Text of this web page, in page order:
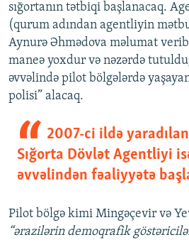
sığortanın tətbiqi başlanacaq.
(qurum adından agentliyin
Aynurə Əhmədova məlumat
maneə yoxdur və nəzərdə
əvvəlində pilot bölgələrdə
polisi” alacaq.
2007-ci ildə
Sığorta Dövlət Agentliyi
əvvəlindən fəaliyyətə
Pilot bölgə kimi Mingəçevir və
“ərazilərin demoqrafik